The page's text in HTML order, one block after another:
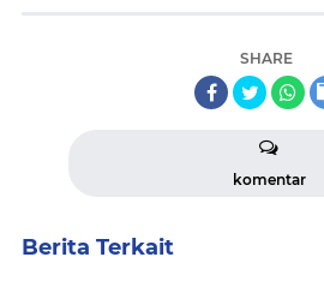
SHARE
komentar
Berita Terkait